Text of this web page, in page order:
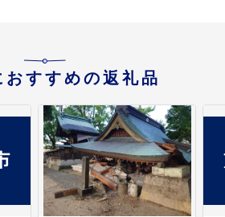
おすすめの返礼品